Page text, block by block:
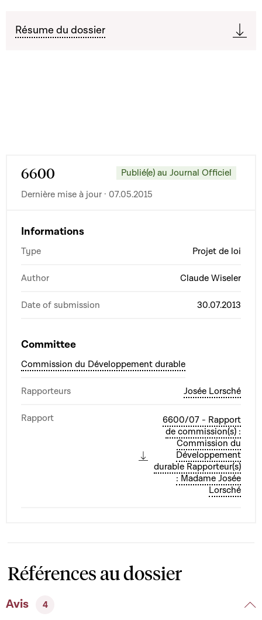
Résume du dossier
6600
Publié(e) au Journal Officiel
Dernière mise à jour · 07.05.2015
Informations
Type Projet de loi
Author Claude Wiseler
Date of submission 30.07.2013
Committee
Commission du Développement durable
Rapporteurs Josée Lorsché
Rapport
6600/07 - Rapport
de commission(s) :
Commission du
Développement
durable Rapporteur(s)
: Madame Josée
Lorsché
Références au dossier
Avis 4